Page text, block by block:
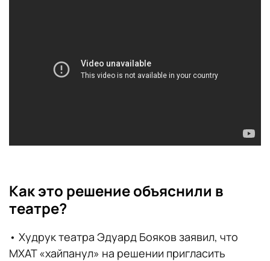
Как это решение объяснили в
театре?
• Худрук театра Эдуард Бояков заявил, что
МХАТ «хайпанул» на решении пригласить